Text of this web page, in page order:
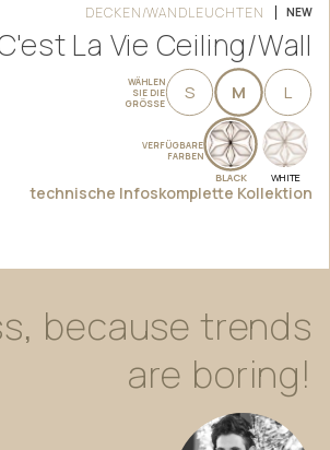
DECKEN/WANDLEUCHTEN NEW
La Vie Ceiling/Wall
WÄHLEN
SIE DIE
GRÖSSE
S M L
VERFÜGBARE
FARBEN
BLACK WHITE
technische Infoskomplette Kollektion
because trends
are boring!